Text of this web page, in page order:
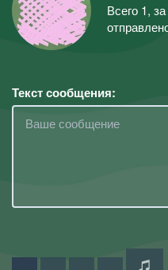
Всего 1,
Текст сообщения: